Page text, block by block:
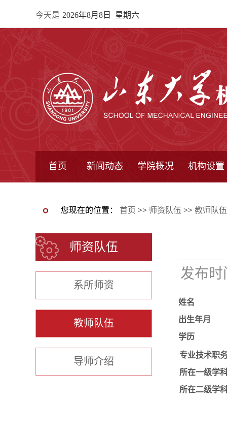
今天是 2026年8月8日 星期六
首页 新闻动态 学院概况 机构设置
您现在的位置： 首页 >> 师资队伍 >> 教师队伍
师资队伍
系所师资
教师队伍
导师介绍
发布
姓名
出生年月
学历
专业技术职
所在一级学
所在二级学